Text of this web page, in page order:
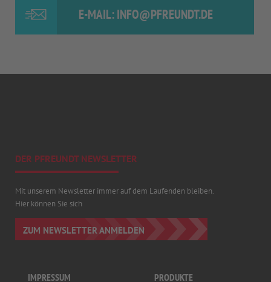
E-MAIL: INFO@PFREUNDT.DE
DER PFREUNDT NEWSLETTER
Mit unserem Newsletter immer auf dem Laufenden bleiben.
Hier können Sie sich
ZUM NEWSLETTER ANMELDEN
IMPRESSUM PRODUKTE